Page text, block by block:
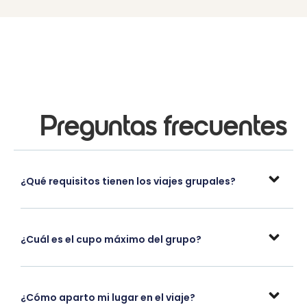
Preguntas frecuentes
¿Qué requisitos tienen los viajes grupales?
¿Cuál es el cupo máximo del grupo?
¿Cómo aparto mi lugar en el viaje?